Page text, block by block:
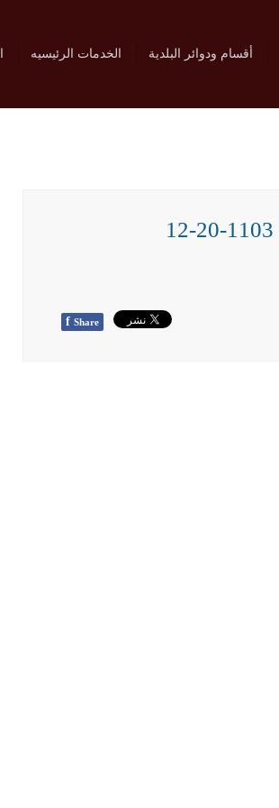
أقسام ودوائر البلدية الخدمات الرئيسيه
f Share